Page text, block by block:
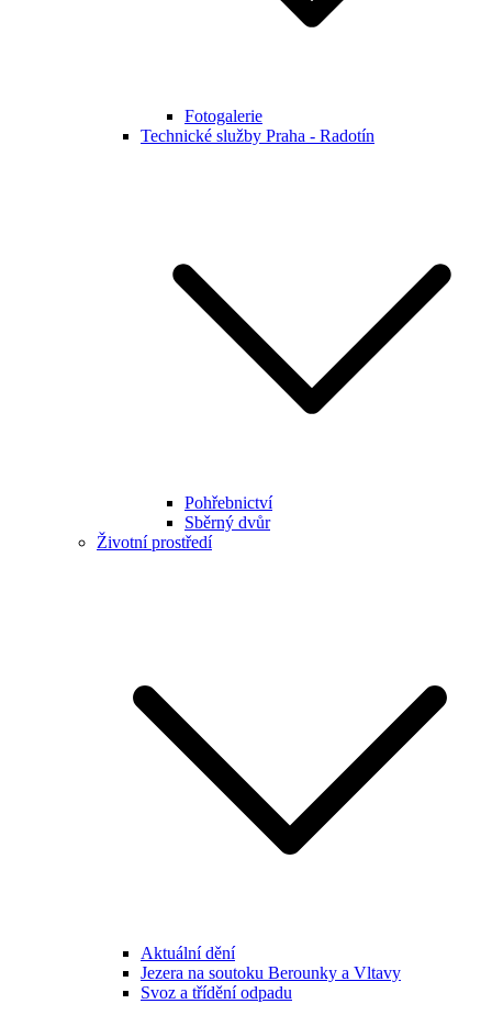
Fotogalerie
Technické služby Praha - Radotín
Pohřebnictví
Sběrný dvůr
Životní prostředí
Aktuální dění
Jezera na soutoku Berounky a Vltavy
Svoz a třídění odpadu